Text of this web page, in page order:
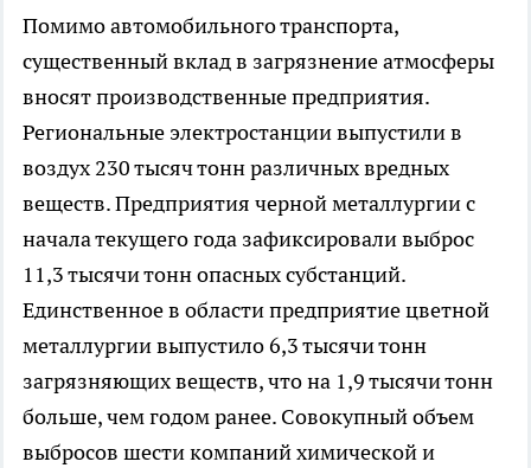
Помимо автомобильного транспорта,
существенный вклад в загрязнение атмосферы
вносят производственные предприятия.
Региональные электростанции выпустили в
воздух 230 тысяч тонн различных вредных
веществ. Предприятия черной металлургии с
начала текущего года зафиксировали выброс
11,3 тысячи тонн опасных субстанций.
Единственное в области предприятие цветной
металлургии выпустило 6,3 тысячи тонн
загрязняющих веществ, что на 1,9 тысячи тонн
больше, чем годом ранее. Совокупный объем
выбросов шести компаний химической и